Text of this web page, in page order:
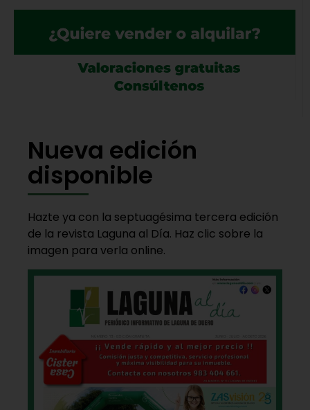
Nueva edición
disponible
Hazte ya con la septuagésima tercera edición
de la revista Laguna al Día. Haz clic sobre la
imagen para verla online.